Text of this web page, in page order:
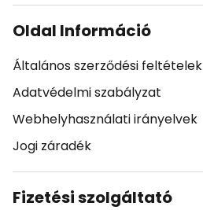
Oldal Információ
Általános szerződési feltételek
Adatvédelmi szabályzat
Webhelyhasználati irányelvek
Jogi záradék
Fizetési szolgáltató